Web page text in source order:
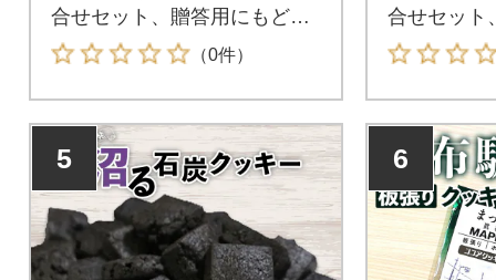
合せセット、贈答用にもどう
ぞ
（0件）
合せセット
ぞ
5 6